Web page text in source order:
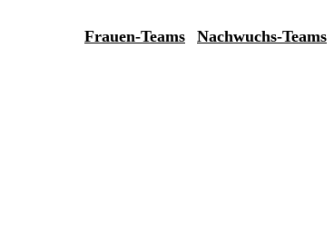
Frauen-Teams Nachwuchs-Teams